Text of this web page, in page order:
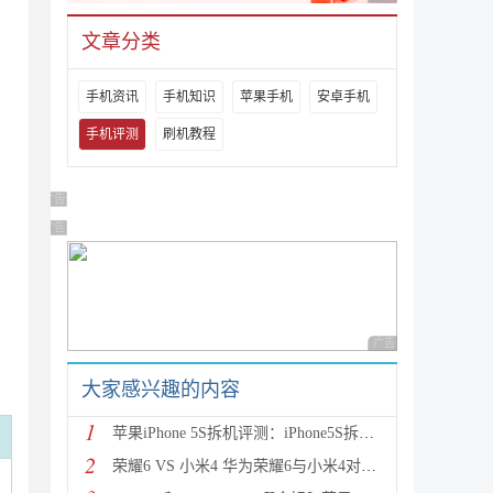
文章分类
手机资讯 手机知识 苹果手机 安卓手机
手机评测 刷机教程
广告 商业广告，理性选择
广告 商业广告，理性选择
广告 商业广告，理性
大家感兴趣的内容
1 苹果iPhone 5S拆机评测：iPhone5S拆机图解详细教程(真
2 荣耀6 VS 小米4 华为荣耀6与小米4对比评测（详细全面